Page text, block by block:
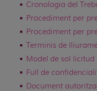
Cronologia del
Procediment per
Procediment per
Terminis de
Model de sol·licitud
Full de
Document